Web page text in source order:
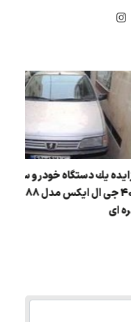
مزایده يك دستگاه
نقره ای